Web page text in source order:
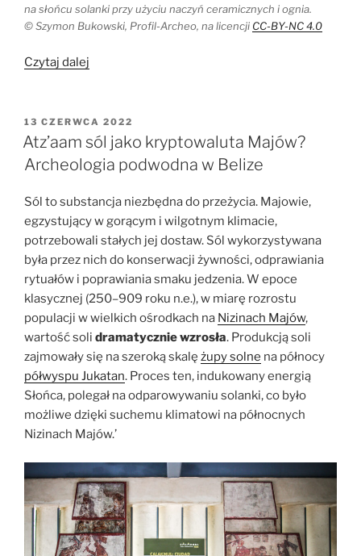
na słońcu solanki przy użyciu naczyń ceramicznych i ognia.
© Szymon Bukowski, Profil-Archeo, na licencji CC-BY-NC 4.0
Czytaj dalej
soli
z
epoki
brązu
w
Brzeziu”
OPUBLIKOWANE
W
13 CZERWCA 2022
Atz’aam sól jako kryptowaluta Majów?
Archeologia podwodna w Belize
Sól to substancja niezbędna do przeżycia. Majowie,
egzystujący w gorącym i wilgotnym klimacie,
potrzebowali stałych jej dostaw. Sól wykorzystywana
była przez nich do konserwacji żywności, odprawiania
rytuałów i poprawiania smaku jedzenia. W epoce
klasycznej (250–909 roku n.e.), w miarę rozrostu
populacji w wielkich ośrodkach na Nizinach Majów,
wartość soli dramatycznie wzrosła. Produkcją soli
zajmowały się na szeroką skalę żupy solne na północy
półwyspu Jukatan. Proces ten, indukowany energią
Słońca, polegał na odparowywaniu solanki, co było
możliwe dzięki suchemu klimatowi na północnych
Nizinach Majów.’